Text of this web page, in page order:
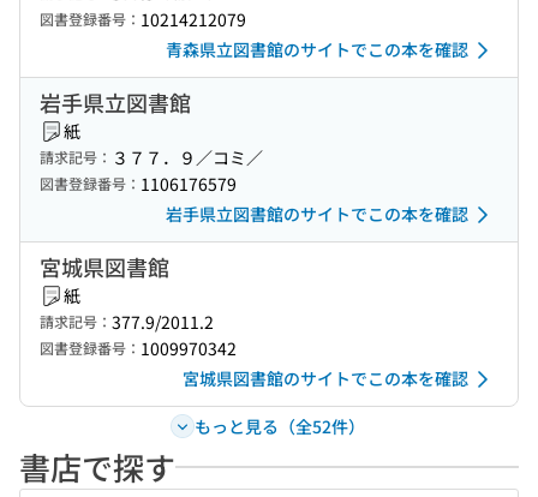
図書登録番号： 10214212079
青森県立図書館のサイトでこの本を確認
岩手県立図書館
紙
請求記号： ３７７．９／コミ／
図書登録番号： 1106176579
岩手県立図書館のサイトでこの本を確認
宮城県図書館
紙
請求記号： 377.9/2011.2
図書登録番号： 1009970342
宮城県図書館のサイトでこの本を確認
もっと見る（全52件）
書店で探す